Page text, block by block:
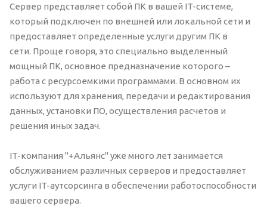
Сервер представляет собой ПК в вашей IT-системе,
который подключен по внешней или локальной сети и
предоставляет определенные услуги другим ПК в
сети. Проще говоря, это специально выделенный
мощный ПК, основное предназначение которого –
работа с ресурсоемкими программами. В основном их
используют для хранения, передачи и редактирования
данных, установки ПО, осуществления расчетов и
решения иных задач.
IT-компания "+Альянс" уже много лет занимается
обслуживанием различных серверов и предоставляет
услуги IT-аутсорсинга в обеспечении работоспособности
вашего сервера.